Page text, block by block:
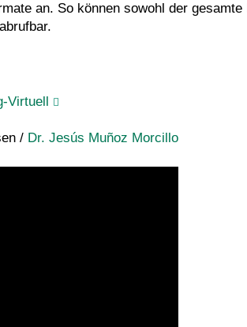
an. So können sowohl der
Virtuell
/ Dr. Jesús Muñoz Morcillo